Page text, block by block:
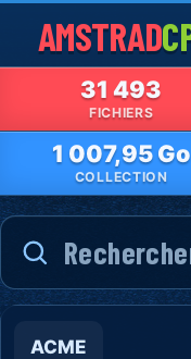
AMSTRAD
31 493
FICHIERS
1 007,95 Go
COLLECTION
ACME